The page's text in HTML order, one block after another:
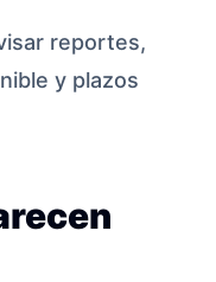
reportes,
y plazos